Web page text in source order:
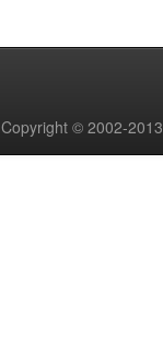
Copyright © 2002-2013